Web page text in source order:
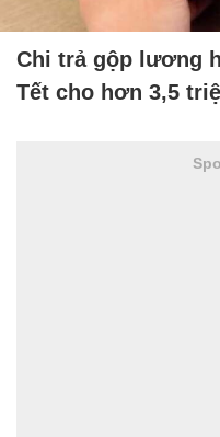
Chi trả gộp lương
Tết cho hơn 3,5